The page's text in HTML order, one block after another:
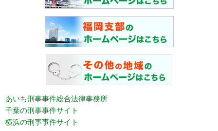
あいち刑事事件総合法律事務所
千葉の刑事事件サイト
横浜の刑事事件サイト